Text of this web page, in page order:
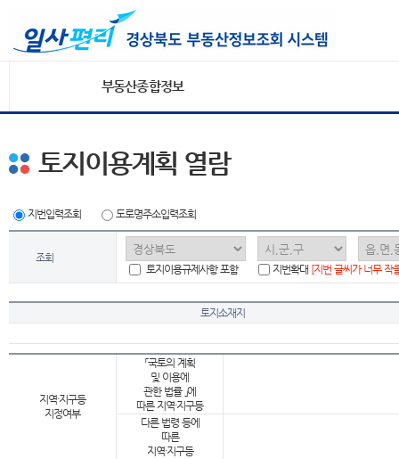
부동산종합정보
토지이용계획 열람
지번입력조회 도로명주소입력조회
조회
토지이용규제사항 포함
지번확대 [지번 글씨가 너무 작
토지소재지
지역·지구등
지정여부
「국토의 계획
및 이용에
관한 법률 」에
따른 지역·지구등
다른 법령 등에
따른
지역·지구등